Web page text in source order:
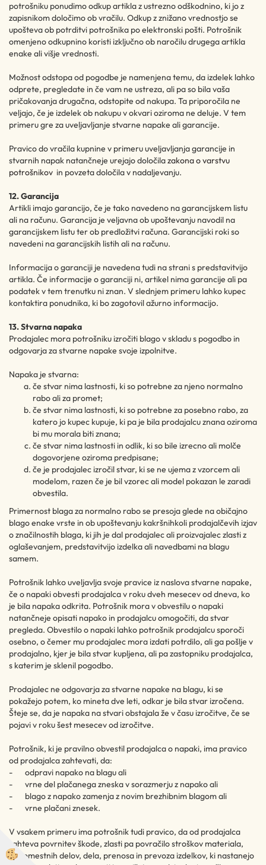
potrošniku ponudimo odkup artikla z ustrezno odškodnino, ki jo z
zapisnikom določimo ob vračilu. Odkup z znižano vrednostjo se
upošteva ob potrditvi potrošnika po elektronski pošti. Potrošnik
omenjeno odkupnino koristi izključno ob naročilu drugega artikla
enake ali višje vrednosti.
Možnost odstopa od pogodbe je namenjena temu, da izdelek lahko
odprete, pregledate in če vam ne ustreza, ali pa so bila vaša
pričakovanja drugačna, odstopite od nakupa. Ta priporočila ne
veljajo, če je izdelek ob nakupu v okvari oziroma ne deluje. V tem
primeru gre za uveljavljanje stvarne napake ali garancije.
Pravico do vračila kupnine v primeru uveljavljanja garancije in
stvarnih napak natančneje urejajo določilazakona o varstvu
potrošnikov in povzeta določila v nadaljevanju.
12. Garancija
Artikli imajo garancijo, če je tako navedeno na garancijskem listu
ali na računu. Garancija je veljavna ob upoštevanju navodil na
garancijskem listu ter ob predložitvi računa. Garancijski roki so
navedeni na garancijskih listih ali na računu.
Informacija o garanciji je navedena tudi na strani s predstavitvijo
artikla. Če informacije o garanciji ni, artikel nima garancije ali pa
podatek v tem trenutku ni znan. V slednjem primeru lahko kupec
kontaktira ponudnika, ki bo zagotovil ažurno informacijo.
13. Stvarna napaka
Prodajalec mora potrošniku izročiti blago v skladu s pogodbo in
odgovarja za stvarne napake svoje izpolnitve.
Napaka je stvarna:
če stvar nima lastnosti, ki so potrebne za njeno normalno
rabo ali za promet;
če stvar nima lastnosti, ki so potrebne za posebno rabo, za
katero jo kupec kupuje, ki pa je bila prodajalcu znana oziroma
bi mu morala biti znana;
če stvar nima lastnosti in odlik, ki so bile izrecno ali molče
dogovorjene oziroma predpisane;
če je prodajalec izročil stvar, ki se ne ujema z vzorcem ali
modelom, razen če je bil vzorec ali model pokazan le zaradi
obvestila.
Primernost blaga za normalno rabo se presoja glede na običajno
blago enake vrste in ob upoštevanju kakršnihkoli prodajalčevih izjav
o značilnostih blaga, ki jih je dal prodajalec ali proizvajalec zlasti z
oglaševanjem, predstavitvijo izdelka ali navedbami na blagu
samem.
Potrošnik lahko uveljavlja svoje pravice iz naslova stvarne napake,
če o napaki obvesti prodajalca v roku dveh mesecev od dneva, ko
je bila napaka odkrita. Potrošnik mora v obvestilu o napaki
natančneje opisati napako in prodajalcu omogočiti, da stvar
pregleda. Obvestilo o napaki lahko potrošnik prodajalcu sporoči
osebno, o čemer mu prodajalec mora izdati potrdilo, ali ga pošlje v
prodajalno, kjer je bila stvar kupljena, ali pa zastopniku prodajalca,
s katerim je sklenil pogodbo.
Prodajalec ne odgovarja za stvarne napake na blagu, ki se
pokažejo potem, ko mineta dve leti, odkar je bila stvar izročena.
Šteje se, da je napaka na stvari obstajala že v času izročitve, če se
pojavi v roku šest mesecev od izročitve.
Potrošnik, ki je pravilno obvestil prodajalca o napaki, ima pravico
od prodajalca zahtevati, da:
- odpravi napako na blagu ali
- vrne del plačanega zneska v sorazmerju z napako ali
- blago z napako zamenja z novim brezhibnim blagom ali
- vrne plačani znesek.
V vsakem primeru ima potrošnik tudi pravico, da od prodajalca
zahteva povrnitev škode, zlasti pa povračilo stroškov materiala,
nadomestnih delov, dela, prenosa in prevoza izdelkov, ki nastanejo